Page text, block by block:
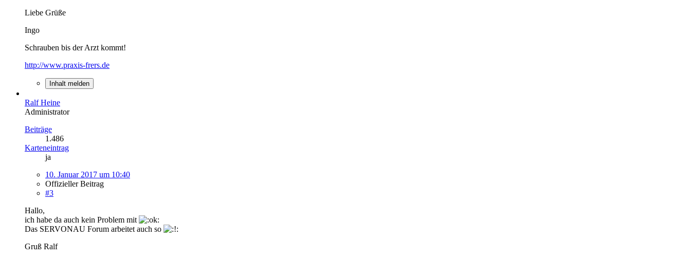
Liebe Grüße
Ingo
Schrauben bis der Arzt kommt!
http://www.praxis-frers.de
Inhalt melden
Ralf Heine
Administrator
Beiträge
1.486
Karteneintrag
ja
10. Januar 2017 um 10:40
Offizieller Beitrag
#3
Hallo,
ich habe da auch kein Problem mit
Das SERVONAU Forum arbeitet auch so
Gruß Ralf